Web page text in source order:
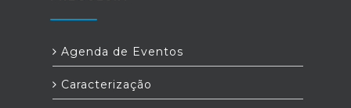
Agenda de Eventos
Caracterização